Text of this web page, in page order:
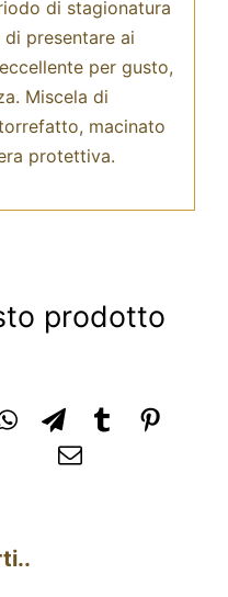
di stagionatura
presentare ai
per gusto,
Miscela di
macinato
protettiva.
prodotto